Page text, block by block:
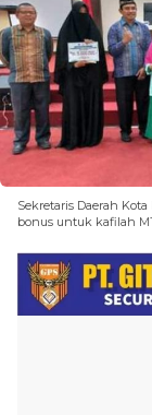
Sekretaris Daerah
bonus untuk kafilah